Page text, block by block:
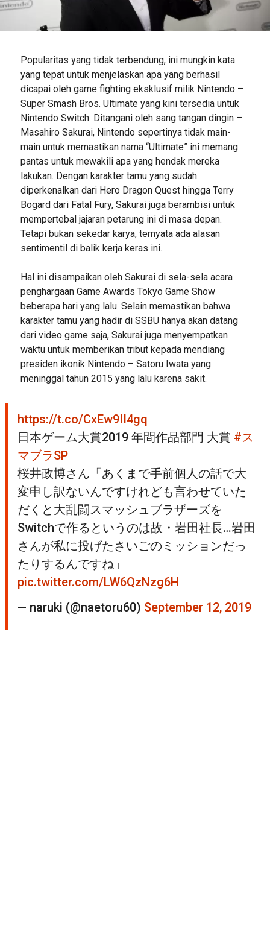
Popularitas yang tidak terbendung, ini mungkin kata
yang tepat untuk menjelaskan apa yang berhasil
dicapai oleh game fighting eksklusif milik Nintendo –
Super Smash Bros. Ultimate yang kini tersedia untuk
Nintendo Switch. Ditangani oleh sang tangan dingin –
Masahiro Sakurai, Nintendo sepertinya tidak main-
main untuk memastikan nama “Ultimate” ini memang
pantas untuk mewakili apa yang hendak mereka
lakukan. Dengan karakter tamu yang sudah
diperkenalkan dari Hero Dragon Quest hingga Terry
Bogard dari Fatal Fury, Sakurai juga berambisi untuk
mempertebal jajaran petarung ini di masa depan.
Tetapi bukan sekedar karya, ternyata ada alasan
sentimentil di balik kerja keras ini.
Hal ini disampaikan oleh Sakurai di sela-sela acara
penghargaan Game Awards Tokyo Game Show
beberapa hari yang lalu. Selain memastikan bahwa
karakter tamu yang hadir di SSBU hanya akan datang
dari video game saja, Sakurai juga menyempatkan
waktu untuk memberikan tribut kepada mendiang
presiden ikonik Nintendo – Satoru Iwata yang
meninggal tahun 2015 yang lalu karena sakit.
https://t.co/CxEw9II4gq
日本ゲーム大賞2019 年間作品部門 大賞 #ス
マブラSP
桜井政博さん「あくまで手前個人の話で大
変申し訳ないんですけれども言わせていた
だくと大乱闘スマッシュブラザーズを
Switchで作るというのは故・岩田社長…岩田
さんが私に投げたさいごのミッションだっ
たりするんですね」
pic.twitter.com/LW6QzNzg6H
— naruki (@naetoru60) September 12, 2019